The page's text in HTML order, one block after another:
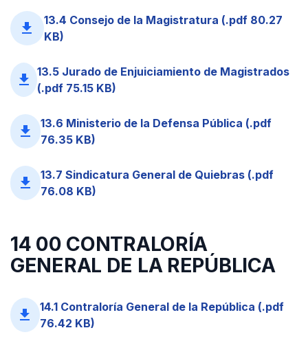
file_download
13.4 Consejo de la Magistratura (.pdf 80.27
KB)
file_download 13.5 Jurado de Enjuiciamiento de Magistrados
(.pdf 75.15 KB)
file_download
13.6 Ministerio de la Defensa Pública (.pdf
76.35 KB)
file_download
13.7 Sindicatura General de Quiebras (.pdf
76.08 KB)
14 00 CONTRALORÍA
GENERAL DE LA REPÚBLICA
file_download
14.1 Contraloría General de la República (.pdf
76.42 KB)